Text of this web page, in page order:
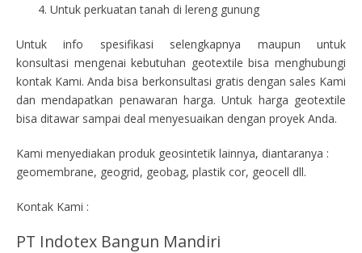
Untuk perkuatan tanah di lereng gunung
Untuk info spesifikasi selengkapnya maupun untuk
konsultasi mengenai kebutuhan geotextile bisa menghubungi
kontak Kami. Anda bisa berkonsultasi gratis dengan sales Kami
dan mendapatkan penawaran harga. Untuk harga geotextile
bisa ditawar sampai deal menyesuaikan dengan proyek Anda.
Kami menyediakan produk geosintetik lainnya, diantaranya :
geomembrane, geogrid, geobag, plastik cor, geocell dll.
Kontak Kami :
PT Indotex Bangun Mandiri